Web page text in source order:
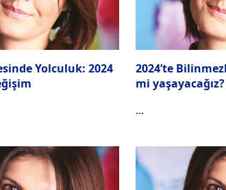
Yolculuk: 2024
2024’te
mi yaşayacağız?
...